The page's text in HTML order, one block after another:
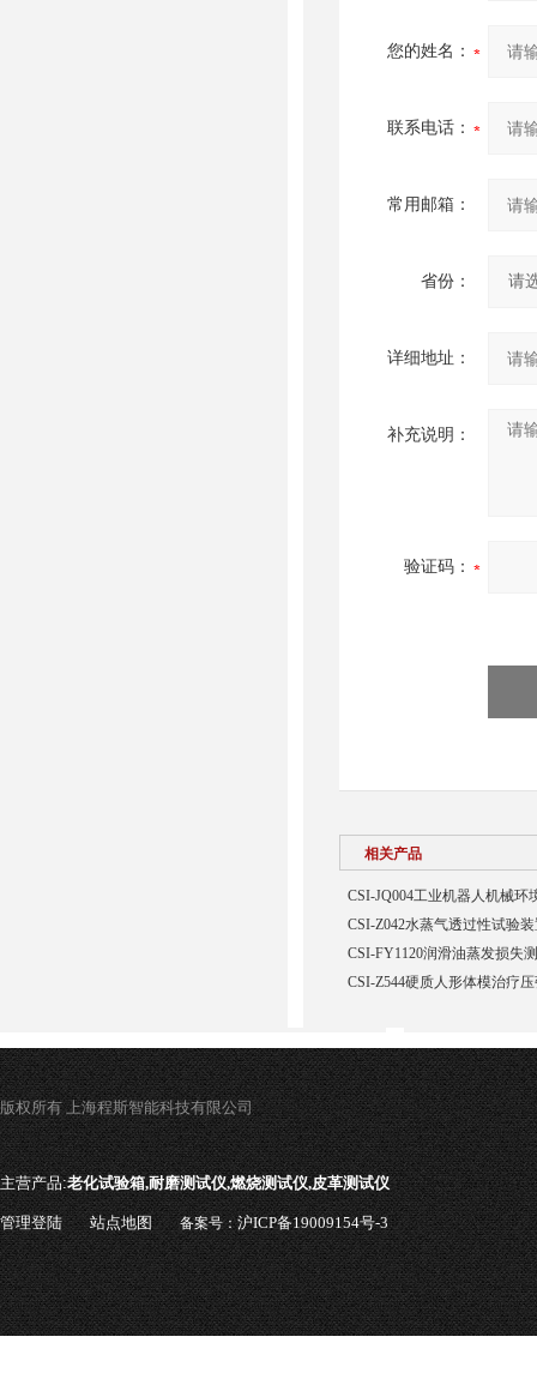
您的姓名：
联系电话：
常用邮箱：
省份：
详细地址：
补充说明：
验证码：
相关产品
CSI-JQ004工业机器人机械
CSI-Z042水蒸气透过性试验
CSI-FY1120润滑油蒸发损失
CSI-Z544硬质人形体模治疗
版权所有 上海程斯智能科技有限公司
主营产品:老化试验箱,耐磨测试仪,燃烧测试仪,皮革测试仪
管理登陆 站点地图 备案号：沪ICP备19009154号-3